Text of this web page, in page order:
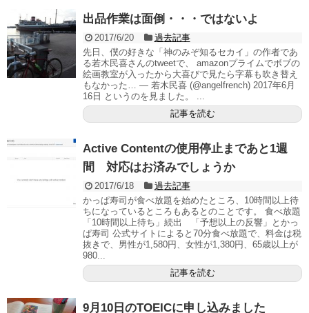
出品作業は面倒・・・ではないよ
2017/6/20
過去記事
先日、僕の好きな「神のみぞ知るセカイ」の作者であ
る若木民喜さんのtweetで、 amazonプライムでボブの
絵画教室が入ったから大喜びで見たら字幕も吹き替え
もなかった… — 若木民喜 (@angelfrench) 2017年6月
16日 というのを見ました。 ...
記事を読む
Active Contentの使用停止まであと1週
間 対応はお済みでしょうか
2017/6/18
過去記事
かっぱ寿司が食べ放題を始めたところ、10時間以上待
ちになっているところもあるとのことです。 食べ放題
「10時間以上待ち」続出 「予想以上の反響」とかっ
ぱ寿司 公式サイトによると70分食べ放題で、料金は税
抜きで、男性が1,580円、女性が1,380円、65歳以上が
980...
記事を読む
9月10日のTOEICに申し込みました